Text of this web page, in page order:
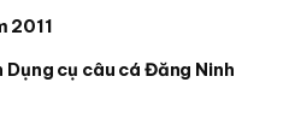
2011
Dụng cụ câu cá Đăng Ninh